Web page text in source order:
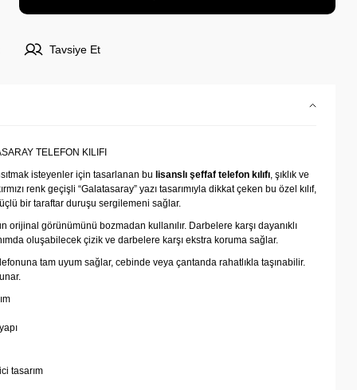
Tavsiye Et
TELEFON KILIFI
isteyenler için tasarlanan bu lisanslı şeffaf telefon kılıfı, şıklık ve
renk geçişli “Galatasaray” yazı tasarımıyla dikkat çeken bu özel kılıf,
bir taraftar duruşu sergilemeni sağlar.
orijinal görünümünü bozmadan kullanılır. Darbelere karşı dayanıklı
oluşabilecek çizik ve darbelere karşı ekstra koruma sağlar.
tam uyum sağlar, cebinde veya çantanda rahatlıkla taşınabilir.
tasarım